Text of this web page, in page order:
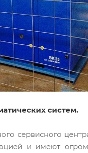
систем.
сервисного
и имеют